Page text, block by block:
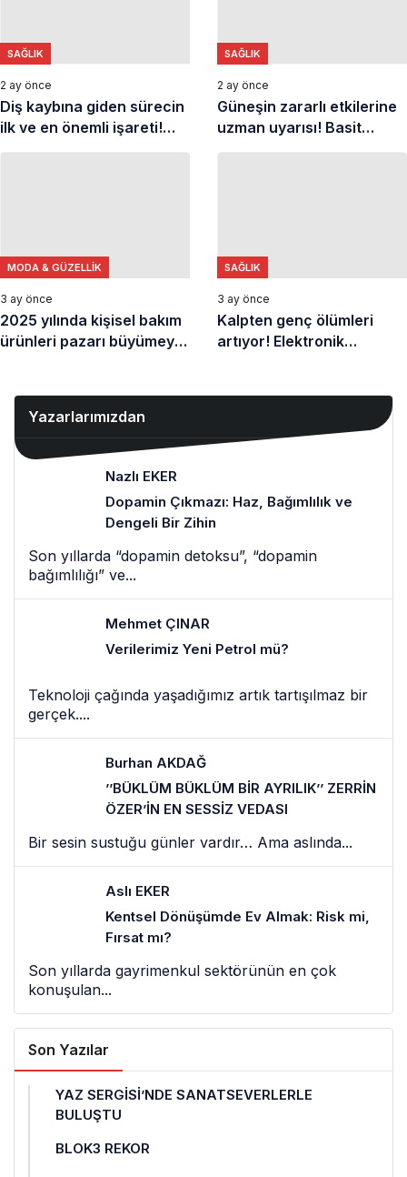
SAĞLIK
2 ay önce
Diş kaybına giden sürecin
ilk ve en önemli işareti!
Hafife almayın
SAĞLIK
2 ay önce
Güneşin zararlı etkilerine
uzman uyarısı! Basit
önlemlerle cildinizi
MODA & GÜZELLIK
3 ay önce
2025 yılında kişisel bakım
ürünleri pazarı büyümeye
SAĞLIK
3 ay önce
Kalpten genç ölümleri
artıyor! Elektronik
Yazarlarımızdan
Nazlı EKER
Dopamin Çıkmazı: Haz, Bağımlılık ve
Dengeli Bir Zihin
Son yıllarda “dopamin detoksu”, “dopamin
bağımlılığı” ve...
Mehmet ÇINAR
Verilerimiz Yeni Petrol mü?
Teknoloji çağında yaşadığımız artık tartışılmaz bir
gerçek....
Burhan AKDAĞ
’’BÜKLÜM BÜKLÜM BİR AYRILIK’’ ZERRİN
ÖZER’İN EN SESSİZ VEDASI
Bir sesin sustuğu günler vardır… Ama aslında...
Aslı EKER
Kentsel Dönüşümde Ev Almak: Risk mi,
Fırsat mı?
Son yıllarda gayrimenkul sektörünün en çok
konuşulan...
Son Yazılar
YAZ SERGİSİ’NDE SANATSEVERLERLE
BULUŞTU
BLOK3 REKOR